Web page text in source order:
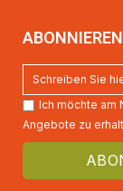
Ich möchte am
Angebote zu